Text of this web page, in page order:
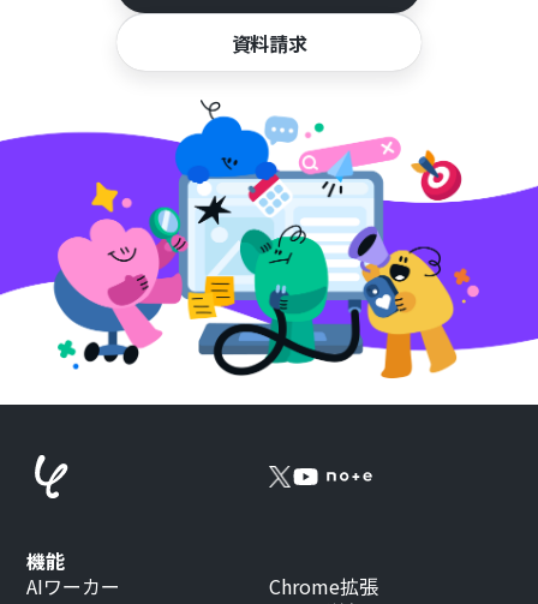
資料請求
機能
AIワーカー
Chrome拡張